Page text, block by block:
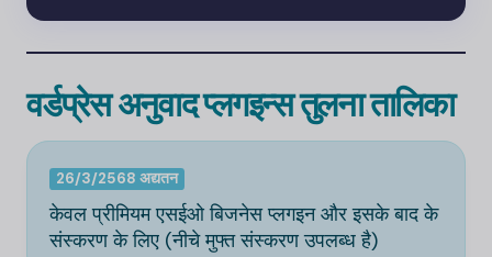
वर्डप्रेस अनुवाद प्लगइन्स तुलना तालिका
26/3/2568 अद्यतन
केवल प्रीमियम एसईओ बिजनेस प्लगइन और इसके बाद के
संस्करण के लिए (नीचे मुफ्त संस्करण उपलब्ध है)